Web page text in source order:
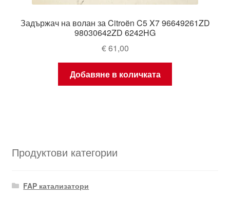
Задържач на волан за Citroën C5 X7 96649261ZD
98030642ZD 6242HG
€61,00
Добавяне в количката
Продуктови категории
FAP катализатори